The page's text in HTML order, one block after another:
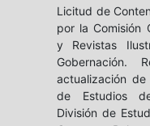
Licitud de
por la Comisión
y Revistas
Gobernación.
actualización
de Estudios
División de